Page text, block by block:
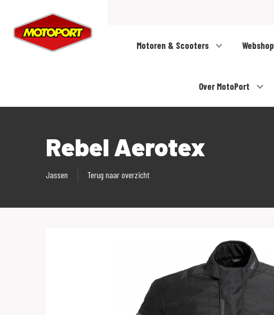
Motoren & Scooters Webshop
Over MotoPort
Rebel Aerotex
Jassen Terug naar overzicht